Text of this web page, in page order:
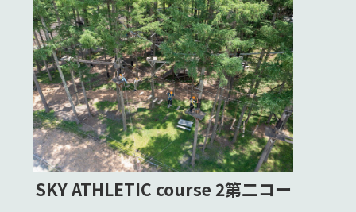
SKY ATHLETIC course 2第二コー